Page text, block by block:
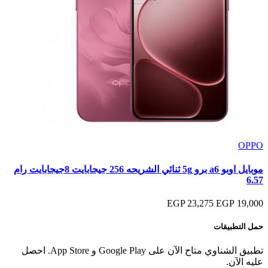
OPPO
موبايل اوبو a6 برو 5g ثنائي الشريحه 256 جيجابايت 8جيجابايت رام
6.57
19,000 EGP
23,275 EGP
حمل التطبيقات
تطبيق الشناوي متاح الآن على Google Play و App Store. احصل
عليه الآن.